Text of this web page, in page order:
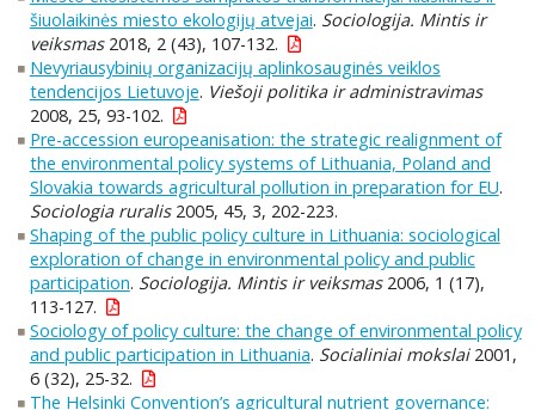
šiuolaikinės miesto ekologijų atvejai. Sociologija. Mintis ir
veiksmas2018, 2 (43), 107-132.
Nevyriausybinių organizacijų aplinkosauginės veiklos
tendencijos Lietuvoje. Viešoji politika ir administravimas
2008, 25, 93-102.
Pre-accession europeanisation: the strategic realignment of
the environmental policy systems of Lithuania, Poland and
Slovakia towards agricultural pollution in preparation for EU.
Sociologia ruralis2005, 45, 3, 202-223.
Shaping of the public policy culture in Lithuania: sociological
exploration of change in environmental policy and public
participation. Sociologija. Mintis ir veiksmas2006, 1 (17),
113-127.
Sociology of policy culture: the change of environmental policy
and public participation in Lithuania. Socialiniai mokslai2001,
6 (32), 25-32.
The Helsinki Convention’s agricultural nutrient governance: